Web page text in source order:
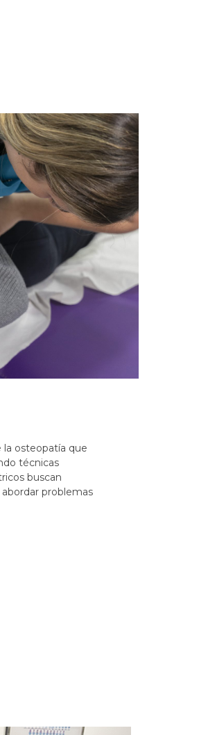
la osteopatía que
técnicas
buscan
problemas